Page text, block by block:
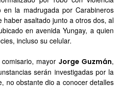
la madrugada por Carabineros
haber asaltado junto a otros dos, al
en avenida Yungay, a quien
incluso su celular.
mayor Jorge Guzmán,
serán investigadas por la
no obstante dio a conocer detalles